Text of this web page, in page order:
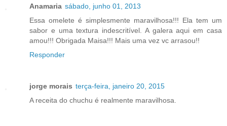
Anamaria sábado, junho 01, 2013
Essa omelete é simplesmente maravilhosa!!! Ela tem um
sabor e uma textura indescritível. A galera aqui em casa
amou!!! Obrigada Maisa!!! Mais uma vez vc arrasou!!
Responder
jorge morais terça-feira, janeiro 20, 2015
A receita do chuchu é realmente maravilhosa.